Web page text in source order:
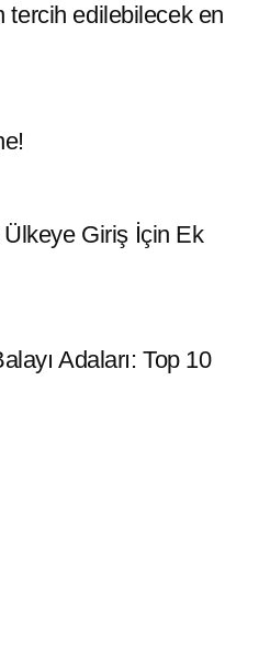
tercih edilebilecek en
Ülkeye Giriş İçin Ek
Adaları: Top 10